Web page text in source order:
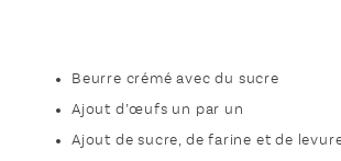
Beurre crémé avec du sucre
Ajout d’œufs un par un
Ajout de sucre, de farine et de